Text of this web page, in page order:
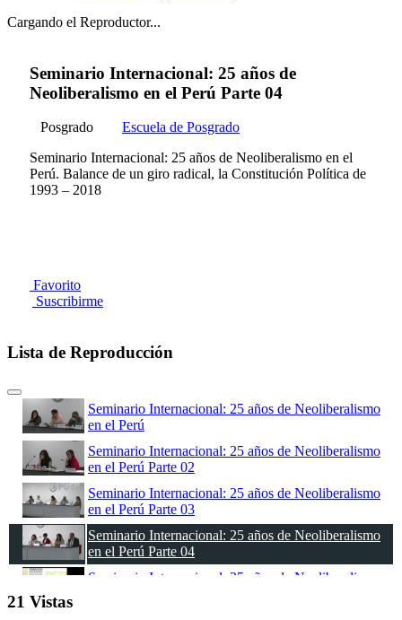
Cargando el Reproductor...
Seminario Internacional: 25 años de
Neoliberalismo en el Perú Parte 04
Posgrado
Escuela de Posgrado
Seminario Internacional: 25 años de Neoliberalismo en el
Perú. Balance de un giro radical, la Constitución Política de
1993 – 2018
Favorito
Suscribirme
Lista de Reproducción
Seminario Internacional: 25 años de Neoliberalismo
en el Perú
Seminario Internacional: 25 años de Neoliberalismo
en el Perú Parte 02
Seminario Internacional: 25 años de Neoliberalismo
en el Perú Parte 03
Seminario Internacional: 25 años de Neoliberalismo
en el Perú Parte 04
Seminario Internacional: 25 años de Neoliberalismo
21 Vistas